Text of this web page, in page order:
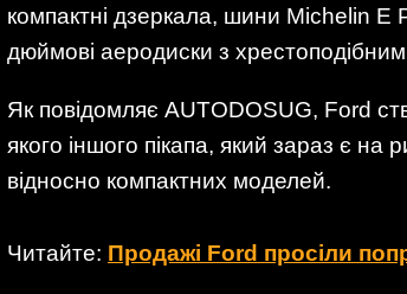
компактні дзеркала, шини Michelin
дюймові аеродиски з
Як повідомляє AUTODOSUG, Ford
якого іншого пікапа, який зараз є на
відносно компактних моделей.
Читайте: Продажі Ford просіли